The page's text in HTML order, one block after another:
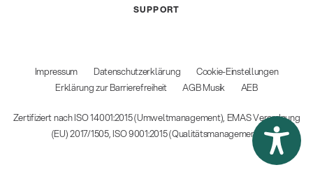
SUPPORT
Impressum Datenschutzerklärung
Cookie-Einstellungen
Erklärung zur Barrierefreiheit
AGB Musik AEB
Zertifiziert nach ISO 14001:2015 (Umweltmanagement), EMAS Verordnung
(EU) 2017/1505, ISO 9001:2015 (Qualitätsmanagement)